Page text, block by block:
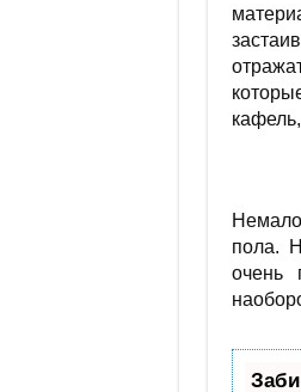
пола.
очень